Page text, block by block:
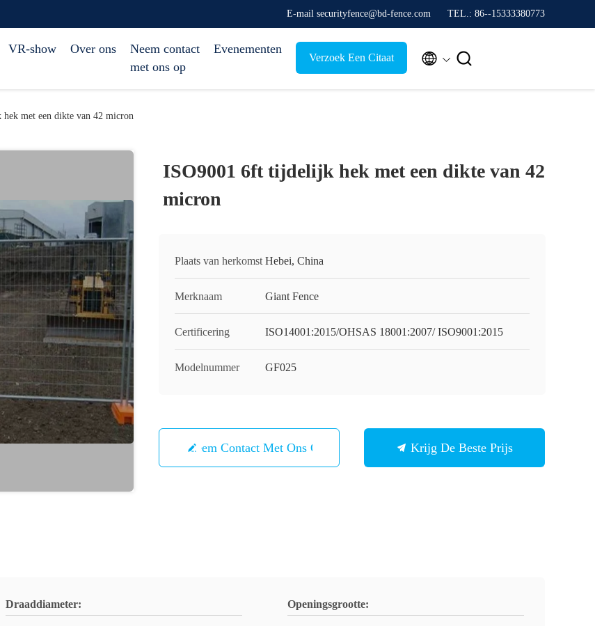
E-mail securityfence@bd-fence.com TEL.: 86--15333380773
VR-show Over ons
Neem contact
met ons op
Evenementen
Verzoek Een Citaat  
met een dikte van 42 micron
ISO9001 6ft tijdelijk hek met een dikte van 42
micron
Plaats van herkomst Hebei, China
Merknaam Giant Fence
Certificering ISO14001:2015/OHSAS 18001:2007/ ISO9001:2015
Modelnummer GF025
Neem Contact Met Ons Op Krijg De Beste Prijs
Draaddiameter: Openingsgrootte: